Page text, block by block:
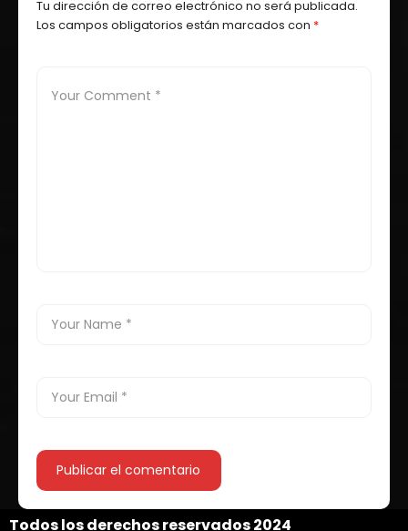
Tu dirección de correo electrónico no será publicada.
Los campos obligatorios están marcados con *
Todos los derechos reservados 2024